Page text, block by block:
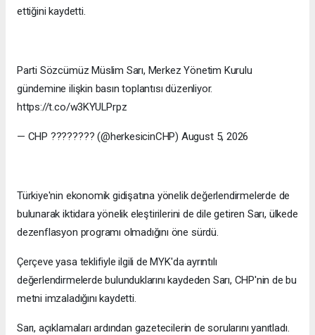
ettiğini kaydetti.
Parti Sözcümüz Müslim Sarı, Merkez Yönetim Kurulu
gündemine ilişkin basın toplantısı düzenliyor.
https://t.co/w3KYULPrpz
— CHP ???????? (@herkesicinCHP) August 5, 2026
Türkiye'nin ekonomik gidişatına yönelik değerlendirmelerde de
bulunarak iktidara yönelik eleştirilerini de dile getiren Sarı, ülkede
dezenflasyon programı olmadığını öne sürdü.
Çerçeve yasa teklifiyle ilgili de MYK'da ayrıntılı
değerlendirmelerde bulunduklarını kaydeden Sarı, CHP'nin de bu
metni imzaladığını kaydetti.
Sarı, açıklamaları ardından gazetecilerin de sorularını yanıtladı.